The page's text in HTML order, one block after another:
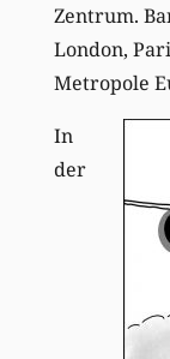
Zentrum.
London,
Metropole
In
der